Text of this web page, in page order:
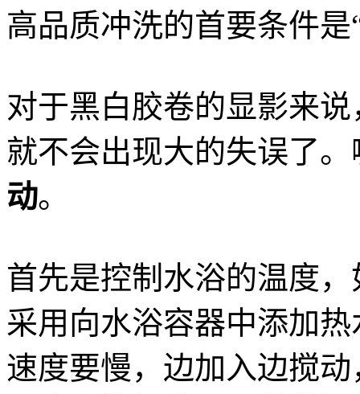
高品质冲洗的首要条件是
对于黑白胶卷的显影来
就不会出现大的失误了
动。
首先是控制水浴的温度
采用向水浴容器中添加
速度要慢，边加入边搅